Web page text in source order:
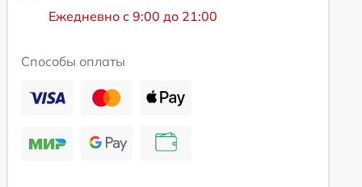
Ежедневно с 9:00 до 21:00
Способы оплаты